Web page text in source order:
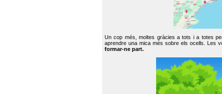
Un cop més, moltes gràcies a tots i a totes
aprendre una mica més sobre els ocells. Les
formar-ne part.